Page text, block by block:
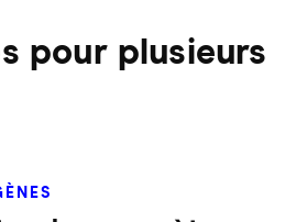
pour plusieurs